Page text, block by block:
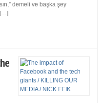
demeli ve başka şey
[…]